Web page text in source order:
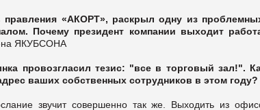
«АКОРТ», раскрыл одну из
Почему президент компании выходит
на ЯКУБСОНА
провозгласил тезис: "все в торговый зал!".
ваших собственных сотрудников в этом году?
звучит совершенно так же. Выходить из